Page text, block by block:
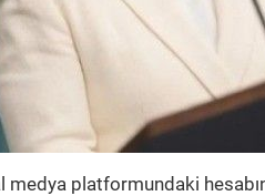
platformundaki